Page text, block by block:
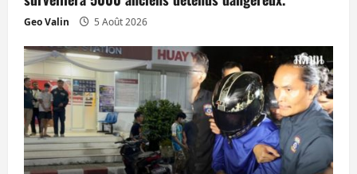
c
l
e
Geo Valin 5 Août 2026